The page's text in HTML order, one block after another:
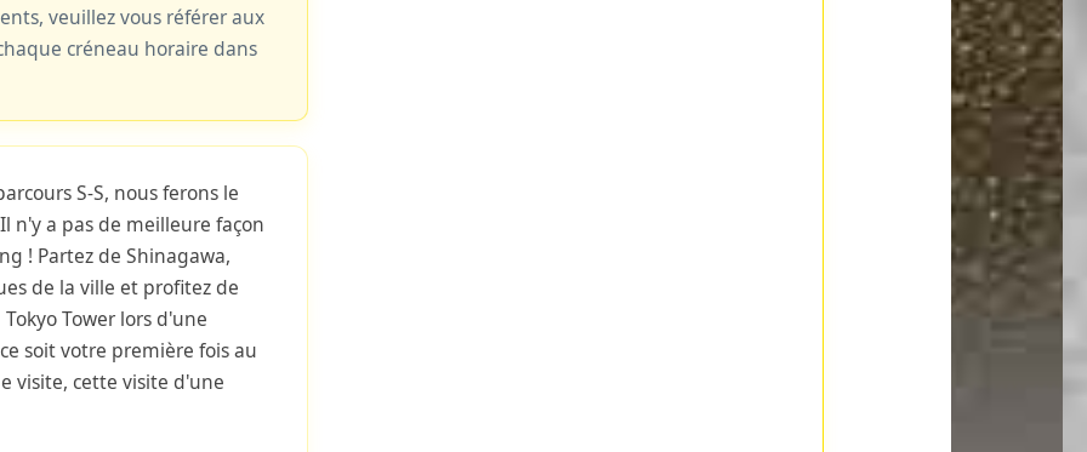
veuillez vous référer aux
créneau horaire dans
S-S, nous ferons le
n'y a pas de meilleure façon
! Partez de Shinagawa,
de la ville et profitez de
Tower lors d'une
soit votre première fois au
visite, cette visite d'une